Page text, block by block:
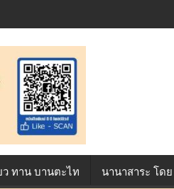
ารแข่งขัน True AF 2026 :
ว ทาน บานตะไท นานาสาระ โด